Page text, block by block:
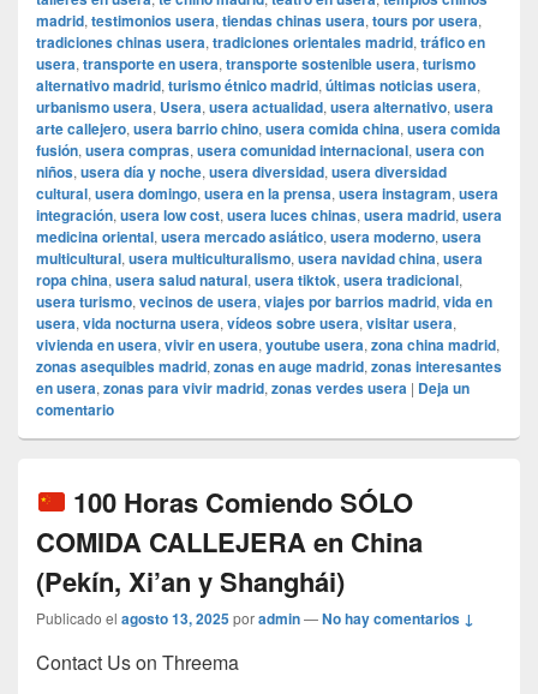
madrid, testimonios usera, tiendas chinas usera, tours por usera,
tradiciones chinas usera, tradiciones orientales madrid, tráfico en
usera, transporte en usera, transporte sostenible usera, turismo
alternativo madrid, turismo étnico madrid, últimas noticias usera,
urbanismo usera, Usera, usera actualidad, usera alternativo, usera
arte callejero, usera barrio chino, usera comida china, usera comida
fusión, usera compras, usera comunidad internacional, usera con
niños, usera día y noche, usera diversidad, usera diversidad
cultural, usera domingo, usera en la prensa, usera instagram, usera
integración, usera low cost, usera luces chinas, usera madrid, usera
medicina oriental, usera mercado asiático, usera moderno, usera
multicultural, usera multiculturalismo, usera navidad china, usera
ropa china, usera salud natural, usera tiktok, usera tradicional,
usera turismo, vecinos de usera, viajes por barrios madrid, vida en
usera, vida nocturna usera, vídeos sobre usera, visitar usera,
vivienda en usera, vivir en usera, youtube usera, zona china madrid,
zonas asequibles madrid, zonas en auge madrid, zonas interesantes
en usera, zonas para vivir madrid, zonas verdes usera | Deja un
comentario
100 Horas Comiendo SÓLO
COMIDA CALLEJERA en China
(Pekín, Xi’an y Shanghái)
Publicado el agosto 13, 2025poradmin—No hay comentarios ↓
Contact Us on Threema